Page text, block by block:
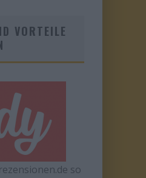
VORTEILE
so